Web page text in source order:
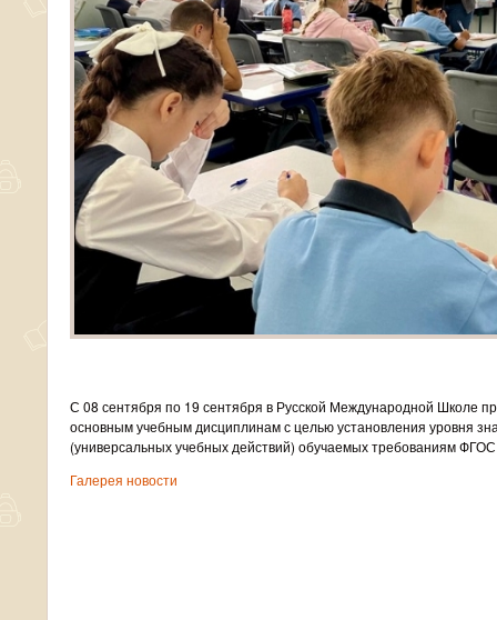
С 08 сентября по 19 сентября в Русской Международной Школе
основным учебным дисциплинам с целью установления уровня
(универсальных учебных действий) обучаемых требованиям
Галерея новости